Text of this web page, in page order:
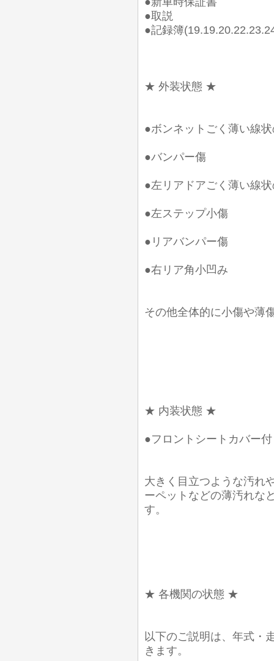
●取説
●記録簿
★ 外装状態 ★
●ボンネットごく薄い線
●バンパー傷
●左リアドアごく薄い線
●左ステップ小傷
●リアバンパー傷
●右リア角小凹み
その他全体的に小傷や薄
★ 内装状態 ★
●フロントシートカバー付
大きく目立つような汚れ
ーペットなどの薄汚れな
す。
★ 各機関の状態 ★
以下のご説明は、年式・
きます。